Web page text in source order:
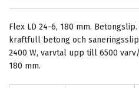
Flex LD 24-6, 180 mm.
kraftfull betong och
2400 W, varvtal upp till 6500
180 mm.